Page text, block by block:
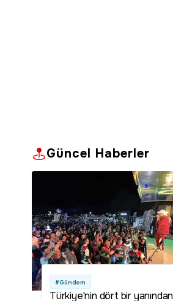
Güncel Haberler
#Gündem
Türkiye'nin dört bir yanından